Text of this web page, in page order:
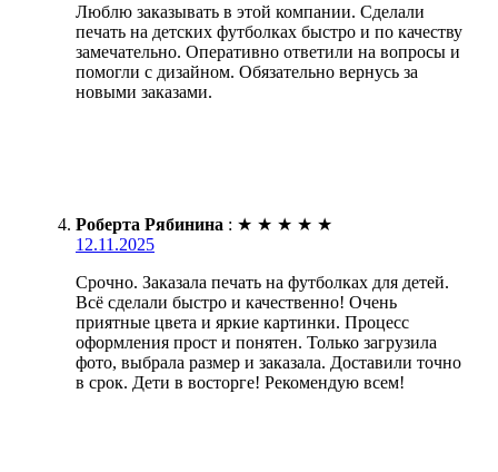
Люблю заказывать в этой компании. Сделали
печать на детских футболках быстро и по качеству
замечательно. Оперативно ответили на вопросы и
помогли с дизайном. Обязательно вернусь за
новыми заказами.
Роберта Рябинина : ★ ★ ★ ★ ★
12.11.2025
Срочно. Заказала печать на футболках для детей.
Всё сделали быстро и качественно! Очень
приятные цвета и яркие картинки. Процесс
оформления прост и понятен. Только загрузила
фото, выбрала размер и заказала. Доставили точно
в срок. Дети в восторге! Рекомендую всем!